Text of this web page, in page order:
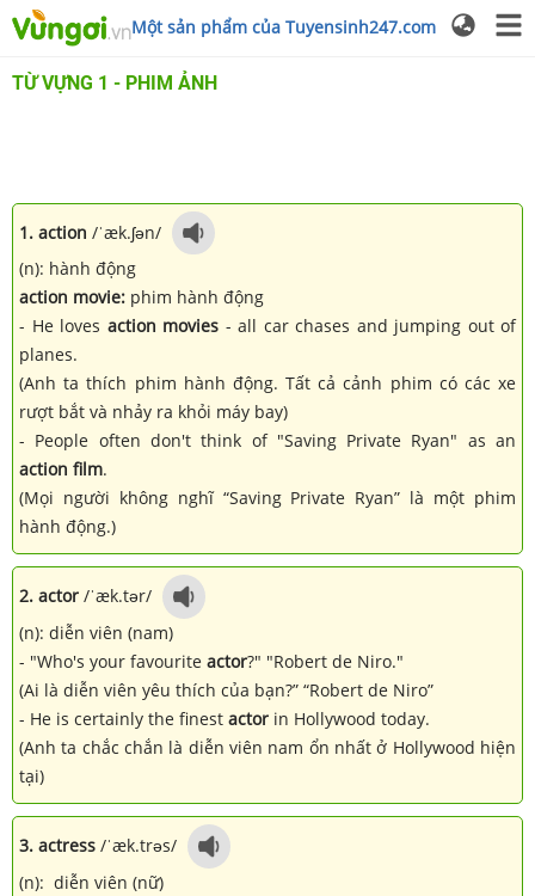
Một sản phẩm của Tuyensinh247.com
TỪ VỰNG 1 - PHIM ẢNH
1. action /ˈæk.ʃən/
(n): hành động
action movie: phim hành động
- He loves action movies - all car chases and jumping out of
planes.
(Anh ta thích phim hành động. Tất cả cảnh phim có các xe
rượt bắt và nhảy ra khỏi máy bay)
- People often don't think of "Saving Private Ryan" as an
action film.
(Mọi người không nghĩ “Saving Private Ryan” là một phim
hành động.)
2. actor /ˈæk.tər/
(n): diễn viên (nam)
- "Who's your favourite actor?" "Robert de Niro."
(Ai là diễn viên yêu thích của bạn?” “Robert de Niro”
- He is certainly the finest actor in Hollywood today.
(Anh ta chắc chắn là diễn viên nam ổn nhất ở Hollywood hiện
tại)
3. actress /ˈæk.trəs/
(n): diễn viên (nữ)